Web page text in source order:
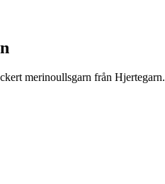
merinoullsgarn från Hjertegarn.